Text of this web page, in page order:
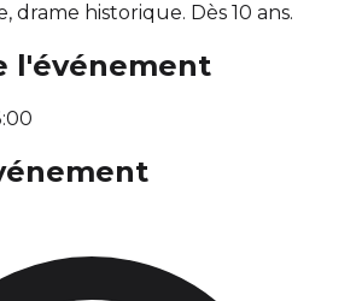
drame historique. Dès 10 ans.
l'événement